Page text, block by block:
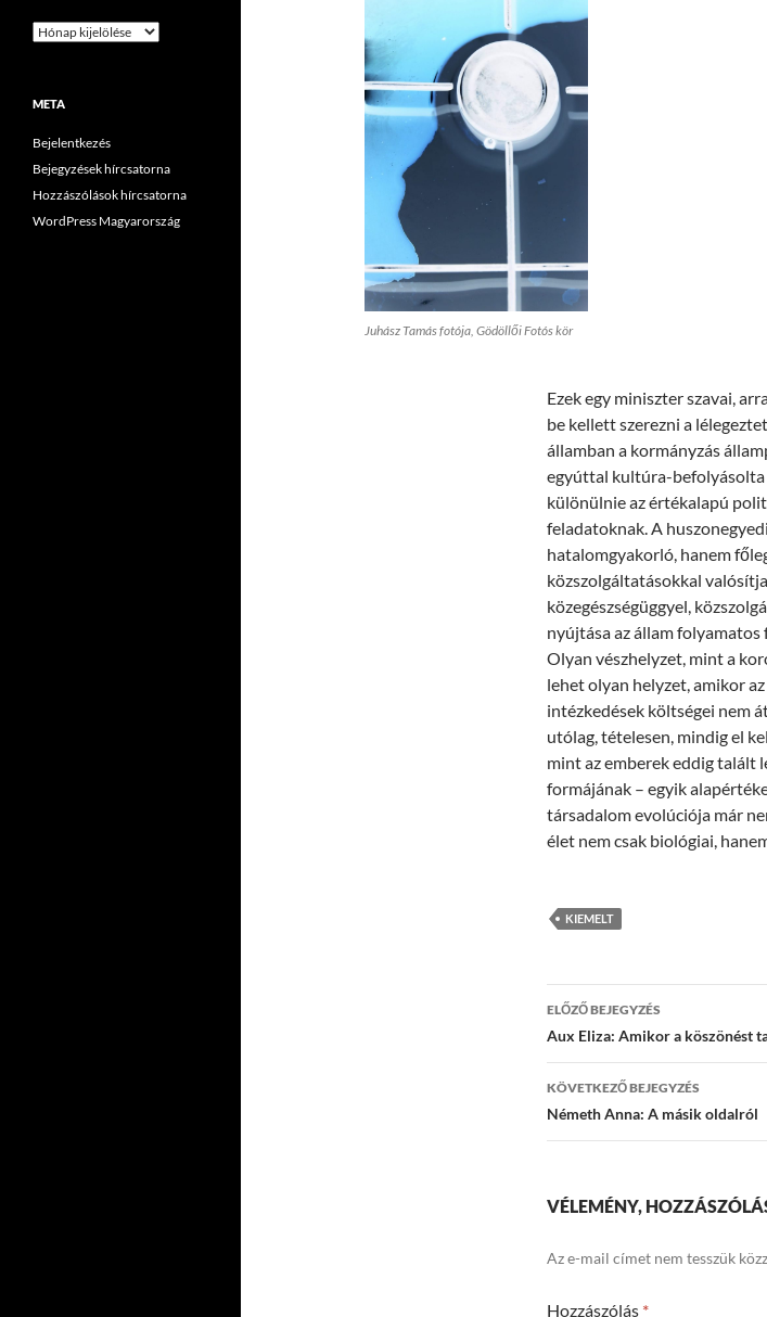
Juhász Tamás fotója, Gödöllői Fotós kör
Ezek egy miniszter szavai,
be kellett szerezni a
államban a kormányzás
egyúttal kultúra-befolyásolta
különülnie az értékalapú
feladatoknak. A
hatalomgyakorló, hanem
közszolgáltatásokkal
közegészségüggyel,
nyújtása az állam folyamatos
Olyan vészhelyzet, mint a
lehet olyan helyzet, amikor
intézkedések költségei nem
utólag, tételesen, mindig el
mint az emberek eddig talált
formájának – egyik
társadalom evolúciója már
élet nem csak biológiai,
KIEMELT
Bejegyzések
navigációja
ELŐZŐ BEJEGYZÉS
Aux Eliza: Amikor a köszönést
KÖVETKEZŐ BEJEGYZÉS
Németh Anna: A másik oldalról
VÉLEMÉNY,
Az e-mail címet nem tesszük
Hozzászólás *
Archívum
META
Bejelentkezés
Bejegyzések hírcsatorna
Hozzászólások hírcsatorna
WordPress Magyarország